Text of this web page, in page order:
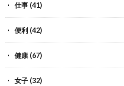
仕事 (41)
便利 (42)
健康 (67)
女子 (32)